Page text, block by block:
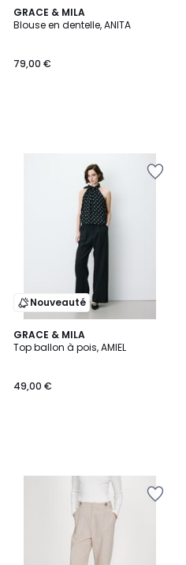
GRACE & MILA
Blouse en dentelle, ANITA
79,00 €
Nouveauté
GRACE & MILA
Top ballon à pois, AMIEL
49,00 €